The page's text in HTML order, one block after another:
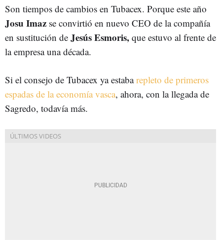
Son tiempos de cambios en Tubacex. Porque este año
Josu Imaz se convirtió en nuevo CEO de la compañía
en sustitución de Jesús Esmoris, que estuvo al frente de
la empresa una década.
Si el consejo de Tubacex ya estabarepleto de primeros
espadas de la economía vasca, ahora, con la llegada de
Sagredo, todavía más.